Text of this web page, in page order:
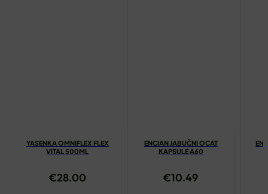
YASENKA OMNIFLEX FLEX
VITAL 500ML
€28.00
ENCIAN JABUČNI OCAT
KAPSULE A60
€10.49